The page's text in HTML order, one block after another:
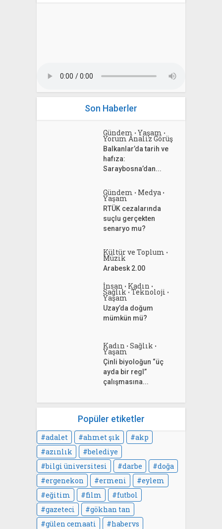
Son Haberler
Gündem • Yaşam •
Yorum Analiz Görüş
Balkanlar’da tarih ve
hafıza:
Saraybosna’dan...
Gündem • Medya •
Yaşam
RTÜK cezalarında
suçlu gerçekten
senaryo mu?
Kültür ve Toplum •
Müzik
Arabesk 2.00
İnsan • Kadın •
Sağlık • Teknoloji •
Yaşam
Uzay’da doğum
mümkün mü?
Kadın • Sağlık •
Yaşam
Çinli biyoloğun “üç
ayda bir regl”
çalışmasına...
Popüler etiketler
adalet ahmet şık
akp
azınlık
belediye
bilgi üniversitesi
darbe
doğa
ergenekon
ermeni
eylem
eğitim
film
futbol
gazeteci
gökhan tan
gülen cemaati
habervs